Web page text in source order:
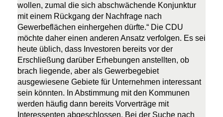
wollen, zumal die sich abschwächende Konjunktur
mit einem Rückgang der Nachfrage nach
Gewerbeflächen einhergehen dürfte.“ Die CDU
möchte daher einen anderen Ansatz verfolgen. Es sei
heute üblich, dass Investoren bereits vor der
Erschließung darüber Erhebungen anstellten, ob
brach liegende, aber als Gewerbegebiet
ausgewiesene Gebiete für Unternehmen interessant
sein könnten. In Abstimmung mit den Kommunen
werden häufig dann bereits Vorverträge mit
Interessenten abgeschlossen. Bei der Suche nach